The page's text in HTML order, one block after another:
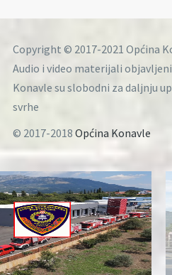
Copyright © 2017-2021 Općina
Audio i video materijali
Konavle su slobodni za daljnju
svrhe
© 2017-2018 Općina Konavle